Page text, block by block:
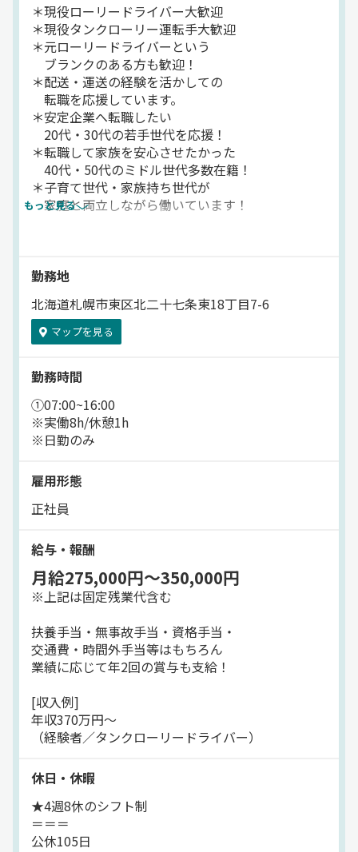
終了時間が読みやすいのも嬉しい◎
■創業69年の歴史を持つ安定企業！
＝＝＝
飲食からガソリンスタンドなど、
幅広い事業を擁しているため、
何があっても安心な生活をお約束♪
■成果に対して、正当に還元します◎
＝＝＝
当社では、
インセンティブ制度も整備済み！
***
◇お任せするのは…
小型ローリー車での
ホームタンク部品の点検/取替販売
タンク洗浄のご案内です。
配送先：
白石区を中心とした近隣の個人宅
＊慣れればルートも覚えやすく、
1人で黙々と進められる仕事です。
＊担当エリアが近いため、
1日の走行距離は50～80km程度！
＊現役ローリードライバー大歓迎
＊現役タンクローリー運転手大歓迎
＊元ローリードライバーという
ブランクのある方も歓迎！
＊配送・運送の経験を活かしての
転職を応援しています。
＊安定企業へ転職したい
20代・30代の若手世代を応援！
＊転職して家族を安心させたかった
40代・50代のミドル世代多数在籍！
＊子育て世代・家族持ち世代が
家庭と両立しながら働いています！
生活に必要な事業を行っているため
もっと見る
勤務地
北海道札幌市東区北二十七条東18丁目7-6
マップを見る
勤務時間
①07:00~16:00
※実働8h/休憩1h
※日勤のみ
雇用形態
正社員
給与・報酬
月給275,000円～350,000円
※上記は固定残業代含む
扶養手当・無事故手当・資格手当・
交通費・時間外手当等はもちろん
業績に応じて年2回の賞与も支給！
[収入例]
年収370万円～
（経験者／タンクローリードライバー）
休日・休暇
★4週8休のシフト制
＝＝＝
公休105日